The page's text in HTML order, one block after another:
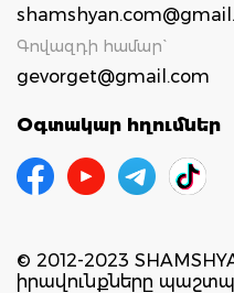
Գովազդի համար`
gevorget@gmail.com
Օգտակար հղումներ
© 2012-2023
իրավունքները